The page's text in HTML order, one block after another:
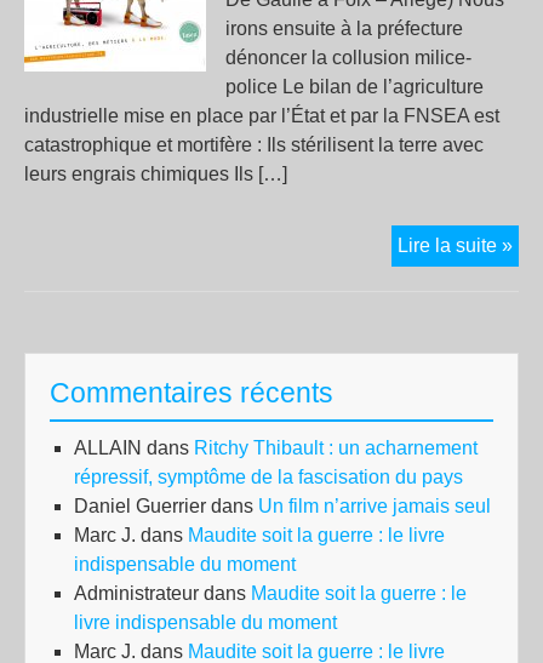
irons ensuite à la préfecture
dénoncer la collusion milice-
police Le bilan de l’agriculture
industrielle mise en place par l’État et par la FNSEA est
catastrophique et mortifère : Ils stérilisent la terre avec
leurs engrais chimiques Ils […]
Lire la suite »
Commentaires récents
ALLAIN dans Ritchy Thibault : un acharnement
répressif, symptôme de la fascisation du pays
Daniel Guerrier dans Un film n’arrive jamais seul
Marc J. dans Maudite soit la guerre : le livre
indispensable du moment
Administrateur dans Maudite soit la guerre : le
livre indispensable du moment
Marc J. dans Maudite soit la guerre : le livre